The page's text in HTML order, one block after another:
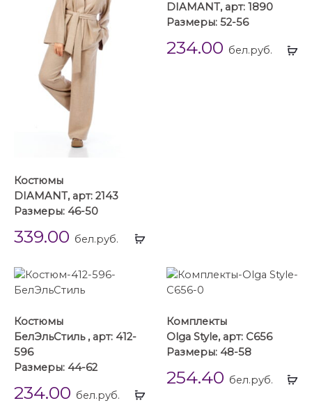
Выбрать
Костюмы
DIAMANT, арт: 2143
Размеры: 46-50
339.00 бел.руб.
DIAMANT, арт: 1890
Размеры: 52-56
234.00 бел.руб.
Выбрать
Костюмы
БелЭльСтиль , арт: 412-
596
Размеры: 44-62
234.00 бел.руб.
Комплекты
Olga Style, арт: C656
Размеры: 48-58
254.40 бел.руб.